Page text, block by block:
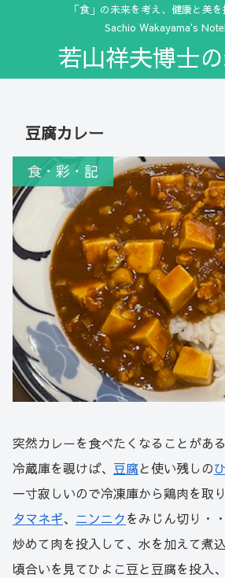
「食」の未来を考え、健康と美
Sachio Wakayama's
若山祥夫博士
豆腐カレー
食・彩・記
突然カレーを食べたくなることがある
冷蔵庫を覗けば、 豆腐と使い残しの
一寸寂しいので冷凍庫から鶏肉を取り
タマネギ、 ニンニクをみじん切り・・
炒めて肉を投入して、水を加えて煮込
頃合いを見てひよこ豆と豆腐を投入、